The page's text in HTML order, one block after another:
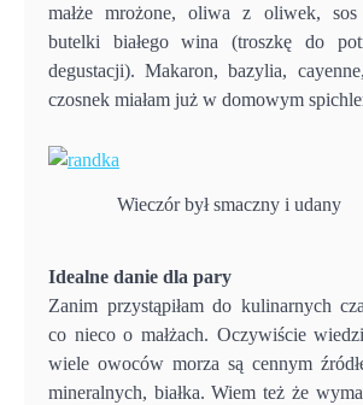
małże mrożone, oliwa z oliwek,
butelki białego wina (troszkę do
degustacji). Makaron, bazylia,
czosnek miałam już w domowym
Wieczór był smaczny i udany
Idealne danie dla pary
Zanim przystąpiłam do kulinarnych
co nieco o małżach. Oczywiście
wiele owoców morza są cennym
mineralnych, białka. Wiem też że